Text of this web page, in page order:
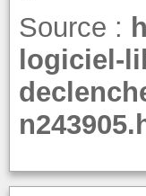
Source :
logiciel-